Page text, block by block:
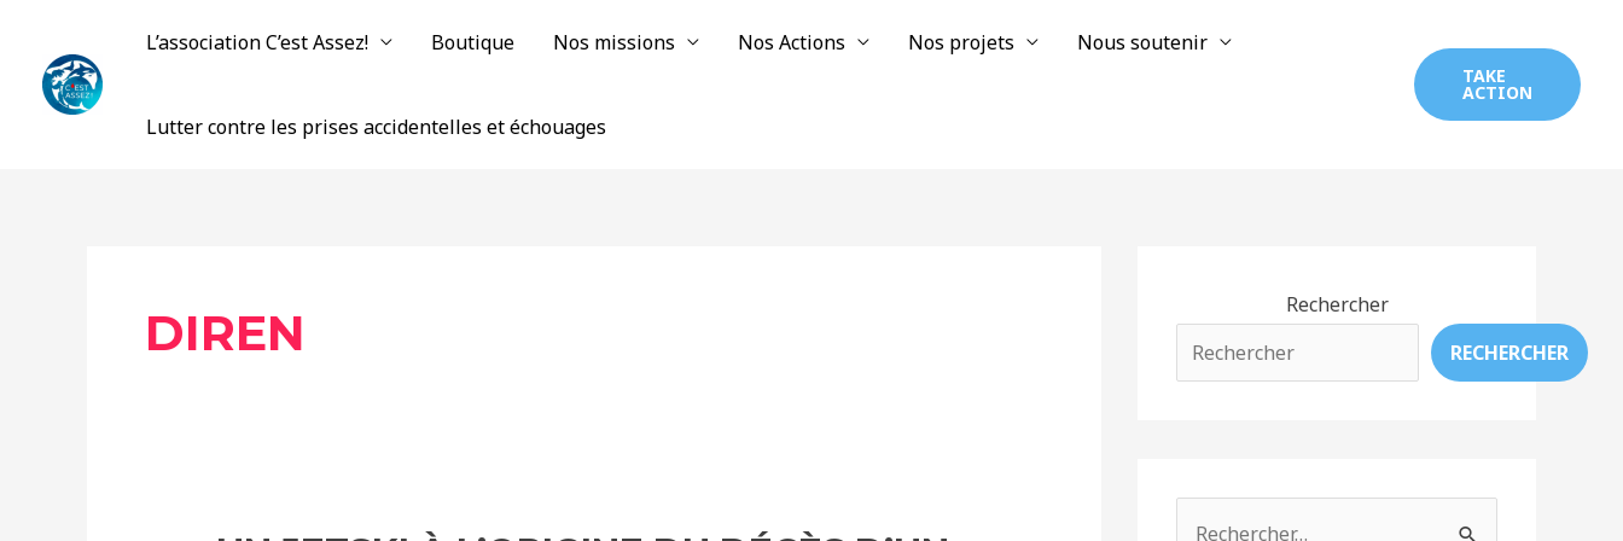
contenu
L’association C’est Assez! Boutique Nos missions Nos Actions Nos projets Nous soutenir
Lutter contre les prises accidentelles et échouages
TAKE
ACTION
DIREN
Rechercher
RECHERCHER